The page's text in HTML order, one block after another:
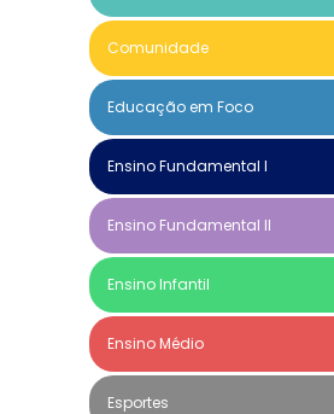
Comunidade
Educação em Foco
Ensino Fundamental I
Ensino Fundamental II
Ensino Infantil
Ensino Médio
Esportes